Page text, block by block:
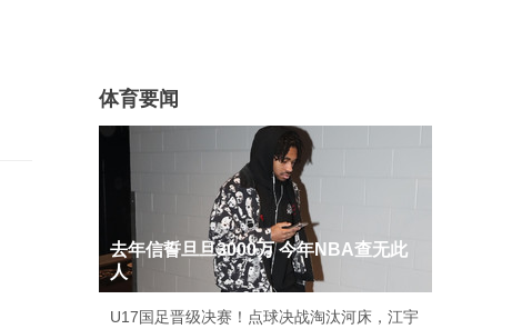
体育要闻
去年信誓旦旦3000万 今年NBA查无此
人
U17国足晋级决赛！点球决战淘汰河床，江宇